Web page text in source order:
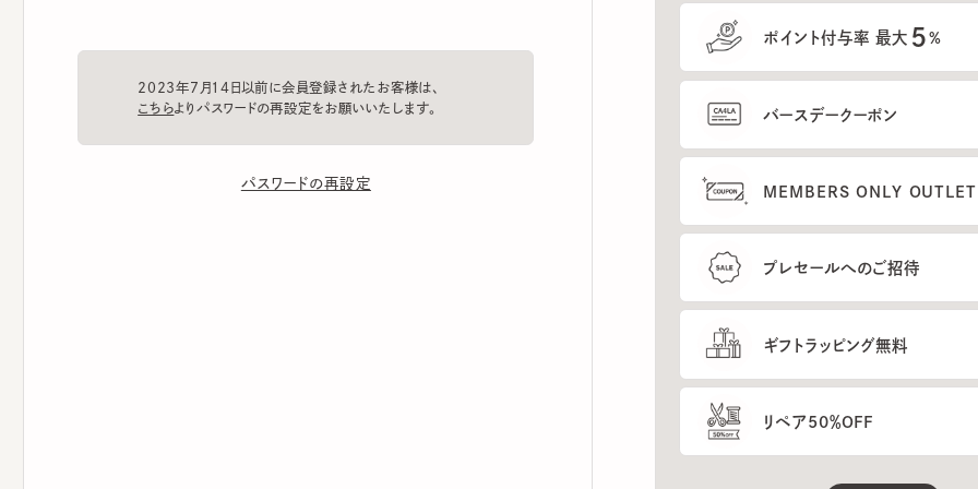
2023年7月14日以前に会員登録されたお客様は、
パスワードの再設定
ポイント付与率 最大 %
バースデークーポン
MEMBERS ONLY OUTLETのご
プレセールへのご招待
ギフトラッピング無料
リペア50％OFF